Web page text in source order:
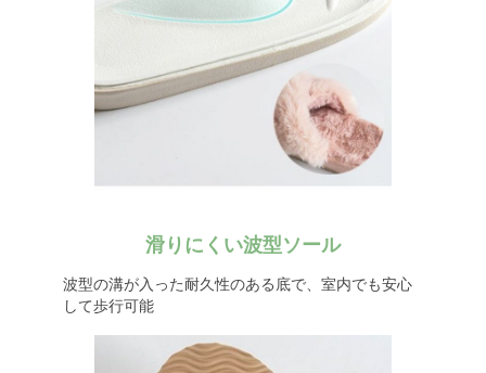
滑りにくい波型ソール
波型の溝が入った耐久性のある底で、室内でも安心
して歩行可能